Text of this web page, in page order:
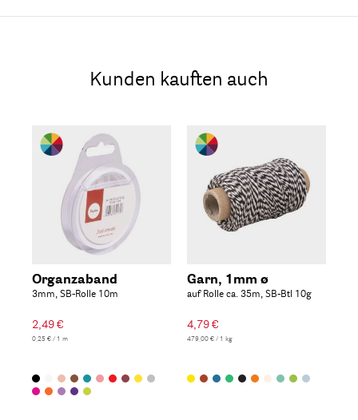
Kunden kauften auch
Organzaband
3mm, SB-Rolle 10m
2,49 €
0,25 € / 1 m
Garn, 1mm ø
auf Rolle ca. 35m, SB-Btl 10g
4,79 €
479,00 € / 1 kg